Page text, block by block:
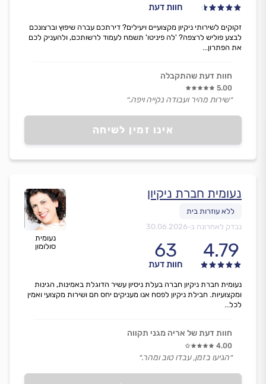
חוות דעת
אינו זמין לשיחה
זקוקים לשירותי ניקיון מקצועיים ויעילים? דירתכם עברה שיפוץ וברצונכם
לבצע פוליש לרצפה? 'לה פיניטו' תשמח לעמוד לרשותכם, ולהעניק לכם
את הפתרון...
חוות דעת שהתקבלה
5.00
״שירות מהיר ועבודה נקייה ויפה.״
נעומית
סולומון
נעומית חברת ניקיון
נבדק לאחרונה ב-30.06.2026
4.79
63
חוות דעת
נעומית חברת ניקיון חברה בעלת ניסיון עשיר הדוגלת באמינות, הגינות
ומקצועיות. חבילת ניקיון לפסח אנו מעניקים יחס חם ושירות מקצועי ואמין
לכל...
חוות דעת של אריה מגני תקווה
4.00
״הגיעו בזמן, עבדו טוב ומהר.״